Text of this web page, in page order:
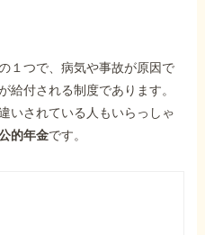
１つで、病気や事故が原因で
給付される制度であります。
いされている人もいらっしゃ
的年金です。